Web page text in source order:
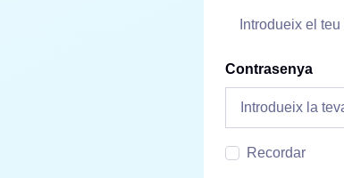
Contrasenya
Recordar